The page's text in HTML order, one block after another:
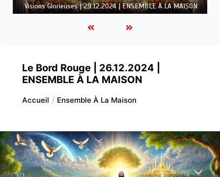
LA MAISON
Le Bord Rouge | 26.12.2024 |
ENSEMBLE À LA MAISON
Accueil Ensemble À La Maison